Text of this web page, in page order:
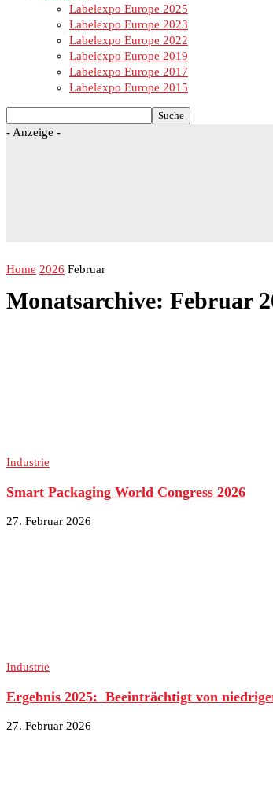
Labelexpo Europe 2025
Labelexpo Europe 2023
Labelexpo Europe 2022
Labelexpo Europe 2019
Labelexpo Europe 2017
Labelexpo Europe 2015
- Anzeige -
Home 2026 Februar
Monatsarchive: Februar
Industrie
Smart Packaging World Congress 2026
27. Februar 2026
Industrie
Ergebnis 2025: Beeinträchtigt von
27. Februar 2026